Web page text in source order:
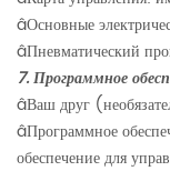
âОсновные
âПневматический
7. Программное
âВаш друг
âПрограммное
обеспечение для